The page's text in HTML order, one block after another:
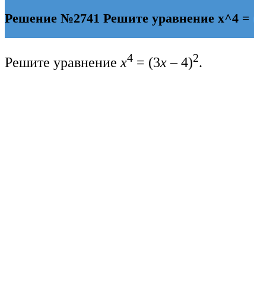
Решение №2741 Решите уравнение х^4 =
Решите уравнениех4 = (3х– 4)2.